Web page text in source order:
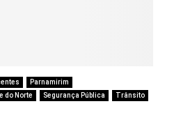
Parnamirim
do Norte Segurança Pública
Trânsito